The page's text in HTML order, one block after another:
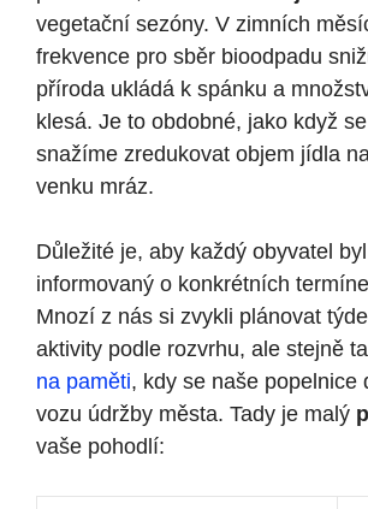
vegetační sezóny. V zimních
frekvence pro sběr bioodpadu
příroda ukládá k spánku a
klesá. Je to obdobné, jako když
snažíme zredukovat objem jídla
venku mráz.
Důležité je, aby každý obyvatel
informovaný o konkrétních
Mnozí z nás si zvykli plánovat
aktivity podle rozvrhu, ale stejně
na paměti, kdy se naše popelnice
vozu údržby města. Tady je malý
vaše pohodlí: